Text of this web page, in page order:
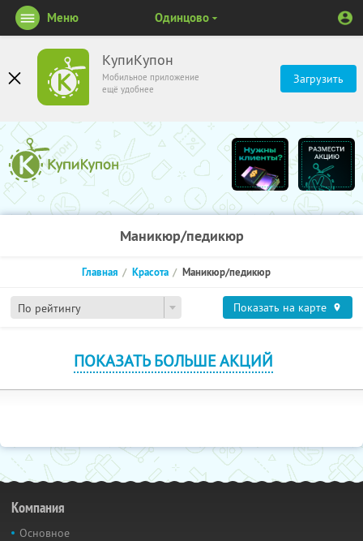
КупиКупон
Мобильное приложение
ещё удобнее
Загрузить
Меню Одинцово
Маникюр/педикюр
По рейтингу
Главная Красота Маникюр/педикюр
Показать на карте
ПОКАЗАТЬ БОЛЬШЕ АКЦИЙ
Компания
Основное